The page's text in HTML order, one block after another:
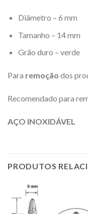
Diâmetro – 6 mm
Tamanho – 14 mm
Grão duro – verde
Para remoção dos
Recomendado para
AÇO INOXIDÁVEL
PRODUTOS